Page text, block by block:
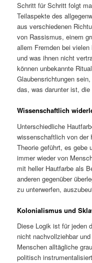
Schritt für Schritt folgt
Teilaspekte des
aus verschiedenen
von Rassismus, einem
allem Fremden bei
und was ihnen nicht
können unbekannte
Glaubensrichtungen
das, was darunter ist, die
Wissenschaftlich
Unterschiedliche
wissenschaftlich von der
Theorie geführt, es gebe
immer wieder von
mit heller Hautfarbe als
anderen gegenüber
zu unterwerfen,
Kolonialismus und
Diese Logik ist für jeden
nicht nachvollziehbar
Menschen alltägliche
politisch